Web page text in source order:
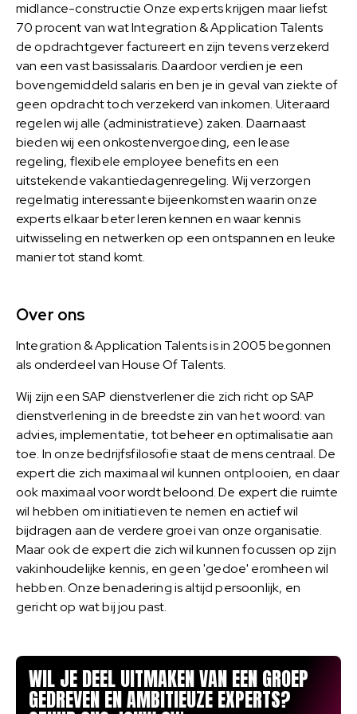
midlance-constructie Onze experts krijgen maar liefst
70 procent van wat Integration & Application Talents
de opdrachtgever factureert en zijn tevens verzekerd
van een vast basissalaris. Daardoor verdien je een
bovengemiddeld salaris en ben je in geval van ziekte of
geen opdracht toch verzekerd van inkomen. Uiteraard
regelen wij alle (administratieve) zaken. Daarnaast
bieden wij een onkostenvergoeding, een lease
regeling, flexibele employee benefits en een
uitstekende vakantiedagenregeling. Wij verzorgen
regelmatig interessante bijeenkomsten waarin onze
experts elkaar beter leren kennen en waar kennis
uitwisseling en netwerken op een ontspannen en leuke
manier tot stand komt.
Over ons
Integration & Application Talents is in 2005 begonnen
als onderdeel van House Of Talents.
Wij zijn een SAP dienstverlener die zich richt op SAP
dienstverlening in de breedste zin van het woord: van
advies, implementatie, tot beheer en optimalisatie aan
toe. In onze bedrijfsfilosofie staat de mens centraal. De
expert die zich maximaal wil kunnen ontplooien, en daar
ook maximaal voor wordt beloond. De expert die ruimte
wil hebben om initiatieven te nemen en actief wil
bijdragen aan de verdere groei van onze organisatie.
Maar ook de expert die zich wil kunnen focussen op zijn
vakinhoudelijke kennis, en geen 'gedoe' eromheen wil
hebben. Onze benadering is altijd persoonlijk, en
gericht op wat bij jou past.
WIL JE DEEL UITMAKEN VAN EEN GROEP
GEDREVEN EN AMBITIEUZE EXPERTS?